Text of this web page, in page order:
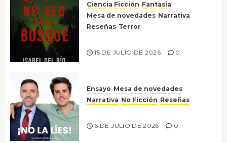
Ciencia Ficción Fantasía
Mesa de novedades Narrativa
Reseñas Terror
15 DE JULIO DE 2026 0
Ensayo Mesa de novedades
Narrativa No Ficción Reseñas
6 DE JULIO DE 2026 0